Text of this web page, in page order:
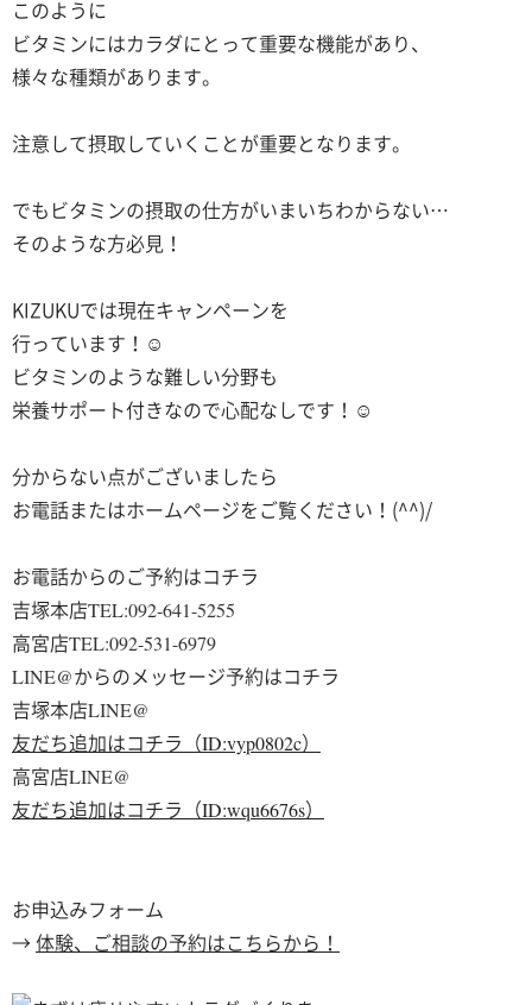
このように
ビタミンにはカラダにとって重要な機能があり、
様々な種類があります。
注意して摂取していくことが重要となります。
でもビタミンの摂取の仕方がいまいちわからない…
そのような方必見！
KIZUKUでは現在キャンペーンを
行っています！☺
ビタミンのような難しい分野も
栄養サポート付きなので心配なしです！☺
分からない点がございましたら
お電話またはホームページをご覧ください！(^^)/
お電話からのご予約はコチラ
吉塚本店TEL:092-641-5255
高宮店TEL:092-531-6979
LINE@からのメッセージ予約はコチラ
吉塚本店LINE@
友だち追加はコチラ（ID:vyp0802c）
高宮店LINE@
友だち追加はコチラ（ID:wqu6676s）
お申込みフォーム
→ 体験、ご相談の予約はこちらから！